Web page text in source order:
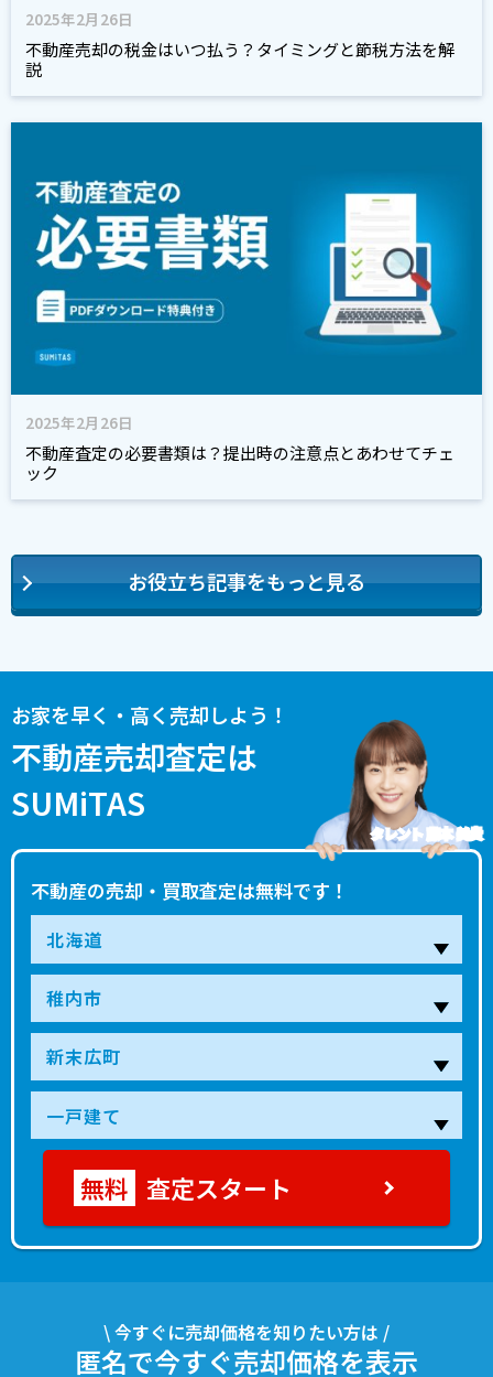
2025年2月26日
不動産売却の税金はいつ払う？タイミングと節税方法を解
説
2025年2月26日
不動産査定の必要書類は？提出時の注意点とあわせてチェ
ック
お役立ち記事をもっと見る
お家を早く・高く売却しよう！
不動産売却査定は
SUMiTAS
不動産の売却・買取査定は無料です！
タレント 藤本 美貴
査定スタート
\ 今すぐに売却価格を知りたい方は /
匿名で今すぐ売却価格を表示